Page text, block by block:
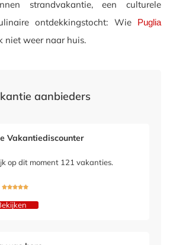
strandvakantie, een culturele
ontdekkingstocht: Wie
Puglia
niet weer naar huis.
aanbieders
Vakantiediscounter
op dit moment 121 vakanties.
